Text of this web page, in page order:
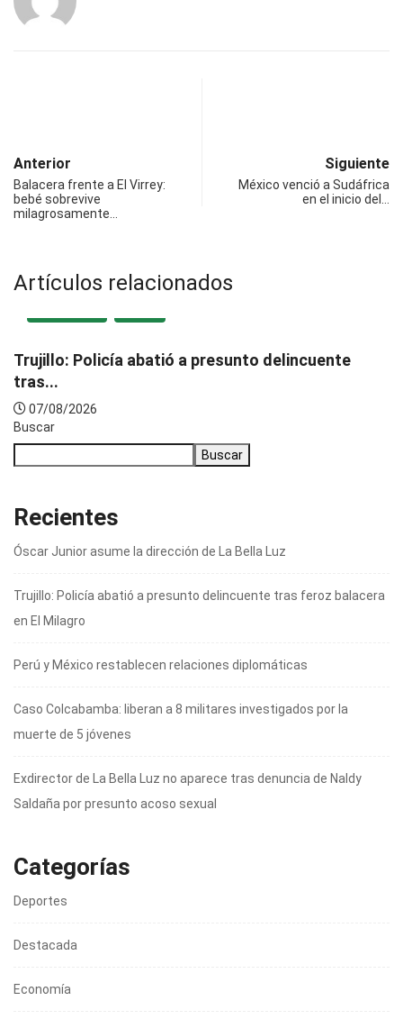
Anterior
Balacera frente a El Virrey:
bebé sobrevive
milagrosamente…
Siguiente
México venció a Sudáfrica
en el inicio del…
Artículos relacionados
Trujillo: Policía abatió a presunto delincuente
tras...
07/08/2026
Buscar
Buscar
Recientes
Óscar Junior asume la dirección de La Bella Luz
Trujillo: Policía abatió a presunto delincuente tras feroz balacera
en El Milagro
Perú y México restablecen relaciones diplomáticas
Caso Colcabamba: liberan a 8 militares investigados por la
muerte de 5 jóvenes
Exdirector de La Bella Luz no aparece tras denuncia de Naldy
Saldaña por presunto acoso sexual
Categorías
Deportes
Destacada
Economía